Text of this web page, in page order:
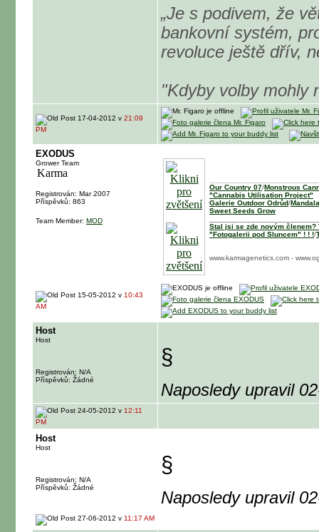
„Je s podivem, že
bankovní systém,
revoluce ještě dřív,
"Kdyby volby mohly
17-04-2012 v 21:09
PM
EXODUS
Grower Team
Registrován: Mar 2007
Příspěvků: 863
Team Member: MOD
Our Country 07/Monstrous
"Cannabis Utilisation Project"
Galerie Outdoor Odrůd/
Sweet Seeds Grow
Stal jsi se zde novým členem?
"Fotogalerii pod Sluncem" ! ! !/
www.karmagenetics.com -
15-05-2012 v 10:43
AM
Host
Host
Registrován: N/A
Příspěvků: Žádné
§
Naposledy upravil
24-05-2012 v 12:11
PM
Host
Host
Registrován: N/A
Příspěvků: Žádné
§
Naposledy upravil
27-06-2012 v 11:17 AM